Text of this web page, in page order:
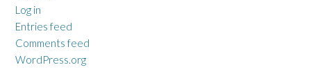
Log in
Entries feed
Comments feed
WordPress.org